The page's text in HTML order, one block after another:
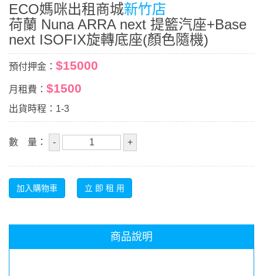
ECO媽咪出租商城新竹店
荷蘭 Nuna ARRA next 提籃汽座+Base
next ISOFIX旋轉底座(顏色隨機)
預付押金： $15000
月租費： $1500
出貨時程：1-3
數 量：
商品說明